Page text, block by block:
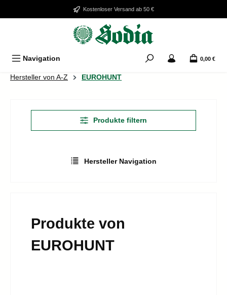
Zum Hauptinhalt springenKostenloser Versand ab 50 €
Navigation 0,00 €
Hersteller von A-Z EUROHUNT
Produkte filtern
Hersteller Navigation
Produkte von
EUROHUNT